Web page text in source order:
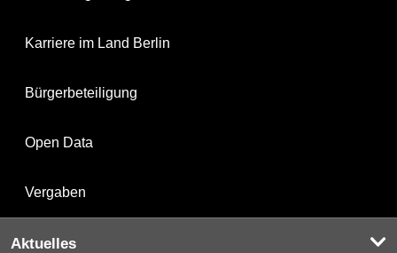
Karriere im Land Berlin
Bürgerbeteiligung
Open Data
Vergaben
Aktuelles